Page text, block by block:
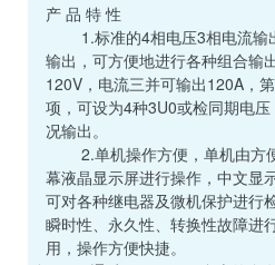
产 品 特 性
1.标准的4相电压3相电流输
输出，可方便地进行各种组合输
120V，电流三并可输出120A，
项，可设为4种3U0或检同期电
况输出。
2.单机操作方便，单机由方
幕液晶显示屏进行操作，中文显
可对各种继电器及微机保护进行
瞬时性、永久性、转换性故障进
用，操作方便快捷。